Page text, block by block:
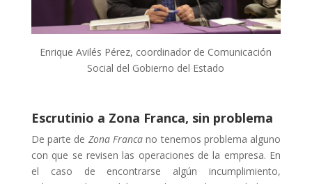
Enrique Avilés Pérez, coordinador de Comunicación
Social del Gobierno del Estado
Escrutinio a Zona Franca, sin problema
De parte de Zona Franca no tenemos problema alguno
con que se revisen las operaciones de la empresa. En
el caso de encontrarse algún incumplimiento,